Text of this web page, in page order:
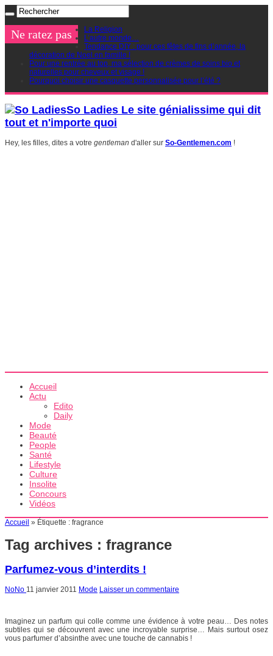
Ne ratez pas
La Religion
L’autre monde…
Tendance DIY : pour ces fêtes de fins d’année, la
décoration de Noel en famille !
Pour une rentrée au top, ma sélection de crèmes de soins bio et
naturelles pour cheveux et visage !
Pourquoi choisir une casquette personnalisée pour l’été ?
So Ladies Le site génialissime qui dit
tout et n'importe quoi
Hey, les filles, dites a votre gentleman d'aller sur So-Gentlemen.com !
Accueil
Actu
Edito
Daily
Mode
Beauté
People
Santé
Lifestyle
Culture
Insolite
Concours
Vidéos
Accueil » Étiquette : fragrance
Tag archives : fragrance
Parfumez-vous d’interdits !
NoNo 11 janvier 2011 Mode Laisser un commentaire
Imaginez un parfum qui colle comme une évidence à votre peau… Des notes
subtiles qui se découvrent avec une incroyable surprise… Mais surtout osez
vous parfumer d’absinthe avec une touche de cannabis !